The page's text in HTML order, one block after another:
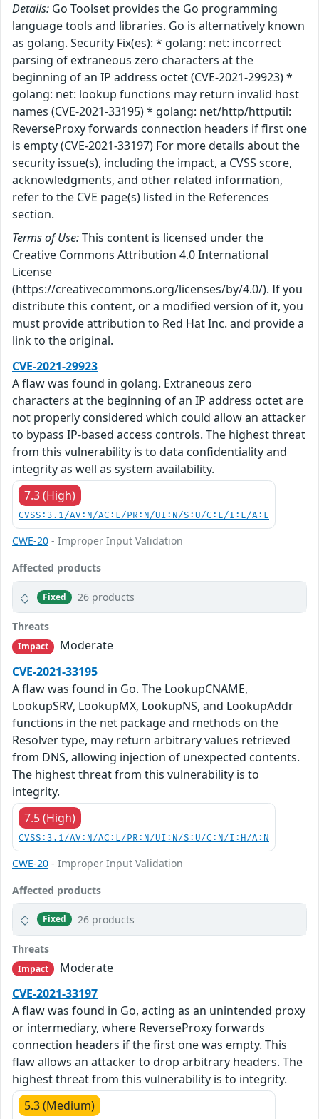
Details: Go Toolset provides the Go programming
language tools and libraries. Go is alternatively known
as golang. Security Fix(es): * golang: net: incorrect
parsing of extraneous zero characters at the
beginning of an IP address octet (CVE-2021-29923) *
golang: net: lookup functions may return invalid host
names (CVE-2021-33195) * golang: net/http/httputil:
ReverseProxy forwards connection headers if first one
is empty (CVE-2021-33197) For more details about the
security issue(s), including the impact, a CVSS score,
acknowledgments, and other related information,
refer to the CVE page(s) listed in the References
section.
Terms of Use:This content is licensed under the
Creative Commons Attribution 4.0 International
License
(https://creativecommons.org/licenses/by/4.0/). If you
distribute this content, or a modified version of it, you
must provide attribution to Red Hat Inc. and provide a
link to the original.
CVE-2021-29923
A flaw was found in golang. Extraneous zero
characters at the beginning of an IP address octet are
not properly considered which could allow an attacker
to bypass IP-based access controls. The highest threat
from this vulnerability is to data confidentiality and
integrity as well as system availability.
7.3 (High)
CVSS:3.1/AV:N/AC:L/PR:N/UI:N/S:U/C:L/I:L/A:L
CWE-20 - Improper Input Validation
Affected products
Fixed 26 products
Threats
Impact
Moderate
CVE-2021-33195
A flaw was found in Go. The LookupCNAME,
LookupSRV, LookupMX, LookupNS, and LookupAddr
functions in the net package and methods on the
Resolver type, may return arbitrary values retrieved
from DNS, allowing injection of unexpected contents.
The highest threat from this vulnerability is to
integrity.
7.5 (High)
CVSS:3.1/AV:N/AC:L/PR:N/UI:N/S:U/C:N/I:H/A:N
CWE-20 - Improper Input Validation
Affected products
Fixed 26 products
Threats
Impact
Moderate
CVE-2021-33197
A flaw was found in Go, acting as an unintended proxy
or intermediary, where ReverseProxy forwards
connection headers if the first one was empty. This
flaw allows an attacker to drop arbitrary headers. The
highest threat from this vulnerability is to integrity.
5.3 (Medium)